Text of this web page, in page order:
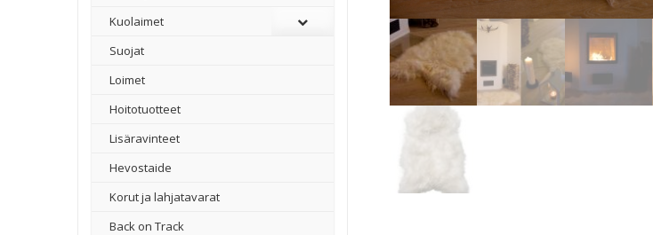
Kuolaimet
Suojat
Loimet
Hoitotuotteet
Lisäravinteet
Hevostaide
Korut ja lahjatavarat
Back on Track